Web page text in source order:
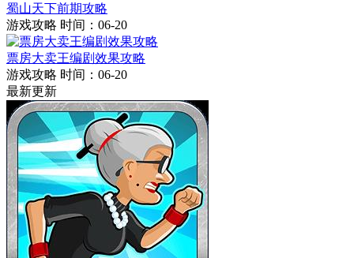
蜀山天下前期攻略
游戏攻略 时间：06-20
票房大卖王编剧效果攻略
游戏攻略 时间：06-20
最新更新